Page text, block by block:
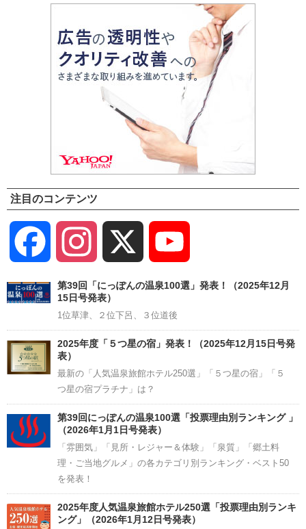
注目のコンテンツ
Facebook Instagram
Channel
第39回「にっぽんの温泉100選」発表！（2025年12月
15日号発表）
1位草津、２位下呂、３位道後
2025年度「５つ星の宿」発表！（2025年12月15日号発
表）
最新の「人気温泉旅館ホテル250選」「５つ星の宿」「５
つ星の宿プラチナ」は？
第39回にっぽんの温泉100選「投票理由別ランキング 」
（2026年1月1日号発表）
「雰囲気」「見所・レジャー＆体験」「泉質」「郷土料
理・ご当地グルメ」の各カテゴリ別ランキング・ベスト50
を発表！
2025年度人気温泉旅館ホテル250選「投票理由別ランキ
ング」（2026年1月12日号発表）